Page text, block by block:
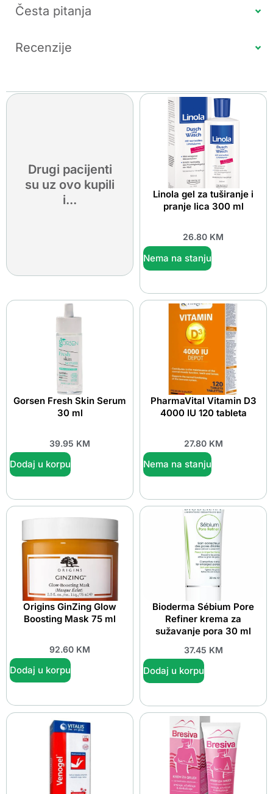
Česta pitanja
Recenzije
Drugi pacijenti
su uz ovo kupili
i...
Linola gel za tuširanje i
pranje lica 300 ml
26.80 KM
Nema na stanju
Gorsen Fresh Skin Serum
30 ml
39.95 KM
Dodaj u korpu
PharmaVital Vitamin D3
4000 IU 120 tableta
27.80 KM
Nema na stanju
Origins GinZing Glow
Boosting Mask 75 ml
92.60 KM
Dodaj u korpu
Bioderma Sébium Pore
Refiner krema za
sužavanje pora 30 ml
37.45 KM
Dodaj u korpu